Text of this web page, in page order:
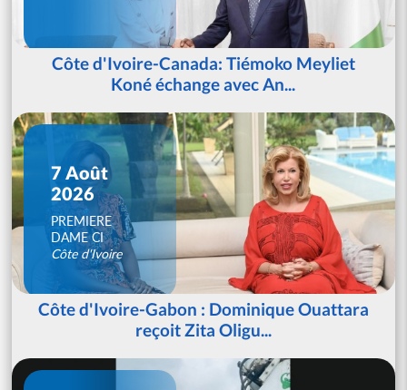
Côte d'Ivoire-Canada: Tiémoko Meyliet
Koné échange avec An...
7 Août
2026
PREMIERE
DAME CI
Côte d'Ivoire
Côte d'Ivoire-Gabon : Dominique Ouattara
reçoit Zita Oligu...